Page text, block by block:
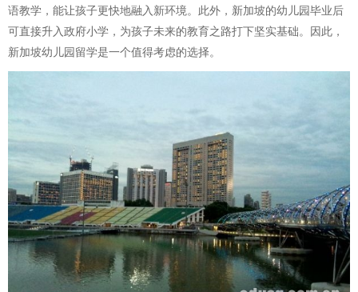
语教学，能让孩子更快地融入新环境。此外，新加坡的幼儿园毕业后
可直接升入政府小学，为孩子未来的教育之路打下坚实基础。因此，
新加坡幼儿园留学是一个值得考虑的选择。